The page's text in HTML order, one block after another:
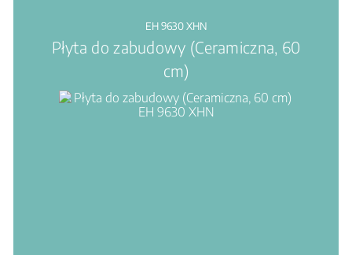
EH 9630 XHN
Płyta do zabudowy (Ceramiczna, 60
cm)